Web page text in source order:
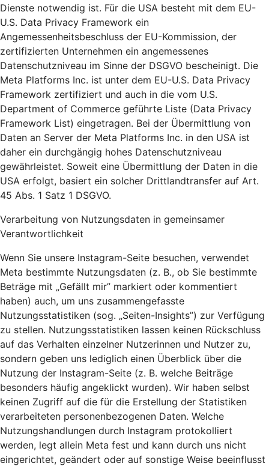
Dienste notwendig ist. Für die USA besteht mit dem EU-
U.S. Data Privacy Framework ein
Angemessenheitsbeschluss der EU-Kommission, der
zertifizierten Unternehmen ein angemessenes
Datenschutzniveau im Sinne der DSGVO bescheinigt. Die
Meta Platforms Inc. ist unter dem EU-U.S. Data Privacy
Framework zertifiziert und auch in die vom U.S.
Department of Commerce geführte Liste (Data Privacy
Framework List) eingetragen. Bei der Übermittlung von
Daten an Server der Meta Platforms Inc. in den USA ist
daher ein durchgängig hohes Datenschutzniveau
gewährleistet. Soweit eine Übermittlung der Daten in die
USA erfolgt, basiert ein solcher Drittlandtransfer auf Art.
45 Abs. 1 Satz 1 DSGVO.
Verarbeitung von Nutzungsdaten in gemeinsamer
Verantwortlichkeit
Wenn Sie unsere Instagram-Seite besuchen, verwendet
Meta bestimmte Nutzungsdaten (z. B., ob Sie bestimmte
Beträge mit „Gefällt mir” markiert oder kommentiert
haben) auch, um uns zusammengefasste
Nutzungsstatistiken (sog. „Seiten-Insights”) zur Verfügung
zu stellen. Nutzungsstatistiken lassen keinen Rückschluss
auf das Verhalten einzelner Nutzerinnen und Nutzer zu,
sondern geben uns lediglich einen Überblick über die
Nutzung der Instagram-Seite (z. B. welche Beiträge
besonders häufig angeklickt wurden). Wir haben selbst
keinen Zugriff auf die für die Erstellung der Statistiken
verarbeiteten personenbezogenen Daten. Welche
Nutzungshandlungen durch Instagram protokolliert
werden, legt allein Meta fest und kann durch uns nicht
eingerichtet, geändert oder auf sonstige Weise beeinflusst